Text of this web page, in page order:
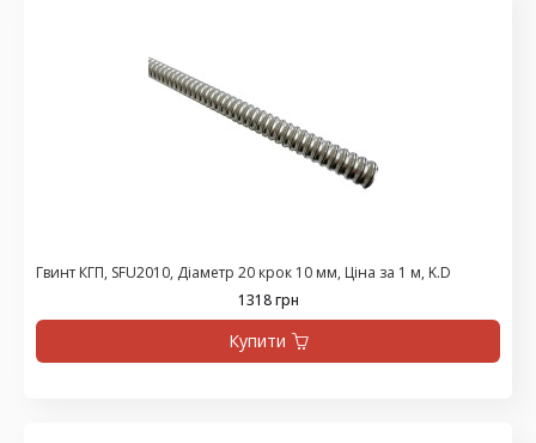
Гвинт КГП, SFU2010, Діаметр 20 крок 10 мм, Ціна за 1 м, K.D
1318 грн
Купити